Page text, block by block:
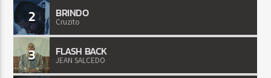
2 BRINDO
Cruzito
3 FLASH BACK
JEAN SALCEDO